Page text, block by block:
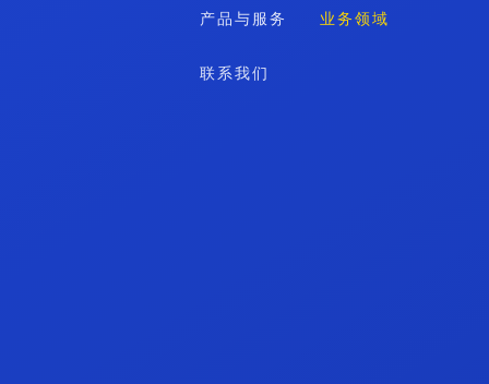
产品与服务 业务领域
联系我们